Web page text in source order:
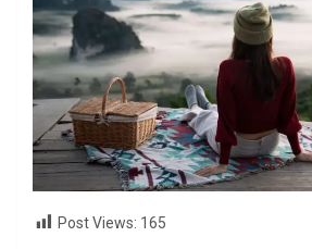
Post Views: 165